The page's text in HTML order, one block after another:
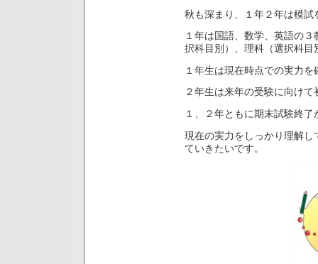
秋も深まり、１年２年は模試
１年は国語、数学、英語の
択科目別）、理科（選択科
１年生は現在時点での実力
２年生は来年の受験に向け
１、２年ともに期末試験終
現在の実力をしっかり理解
ていきたいです。